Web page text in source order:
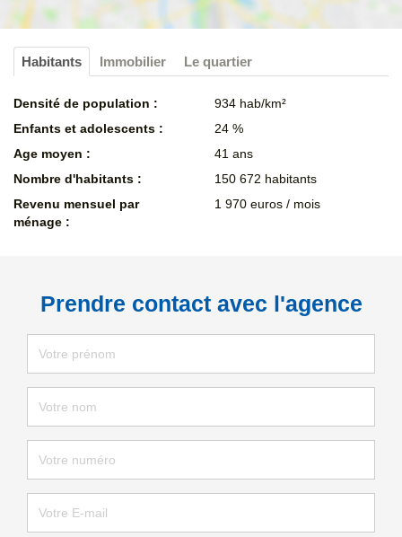
Habitants Immobilier Le quartier
Densité de population :
934 hab/km²
Enfants et adolescents :
24 %
Age moyen :
41 ans
Nombre d'habitants :
150 672 habitants
Revenu mensuel par
ménage :
1 970 euros / mois
Prendre contact avec l'agence